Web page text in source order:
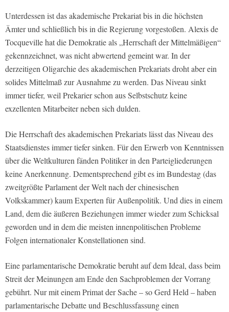
Unterdessen ist das akademische Prekariat bis in die höchsten
Ämter und schließlich bis in die Regierung vorgestoßen. Alexis de
Tocqueville hat die Demokratie als „Herrschaft der Mittelmäßigen“
gekennzeichnet, was nicht abwertend gemeint war. In der
derzeitigen Oligarchie des akademischen Prekariats droht aber ein
solides Mittelmaß zur Ausnahme zu werden. Das Niveau sinkt
immer tiefer, weil Prekarier schon aus Selbstschutz keine
exzellenten Mitarbeiter neben sich dulden.
Die Herrschaft des akademischen Prekariats lässt das Niveau des
Staatsdienstes immer tiefer sinken. Für den Erwerb von Kenntnissen
über die Weltkulturen fänden Politiker in den Parteigliederungen
keine Anerkennung. Dementsprechend gibt es im Bundestag (das
zweitgrößte Parlament der Welt nach der chinesischen
Volkskammer) kaum Experten für Außenpolitik. Und dies in einem
Land, dem die äußeren Beziehungen immer wieder zum Schicksal
geworden und in dem die meisten innenpolitischen Probleme
Folgen internationaler Konstellationen sind.
Eine parlamentarische Demokratie beruht auf dem Ideal, dass beim
Streit der Meinungen am Ende den Sachproblemen der Vorrang
gebührt. Nur mit einem Primat der Sache – so Gerd Held – haben
parlamentarische Debatte und Beschlussfassung einen